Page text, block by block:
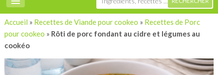
Accueil » Recettes de Viande pour cookeo » Recettes de Porc
pour cookeo » Rôti de porc fondant au cidre et légumes au
cookéo